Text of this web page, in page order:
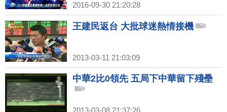
2016-09-30 21:20:28
王建民返台 大批球迷熱情接機
2013-03-11 21:03:09
中華2比0領先 五局下中華留下殘壘
2013-03-08 21:37:26